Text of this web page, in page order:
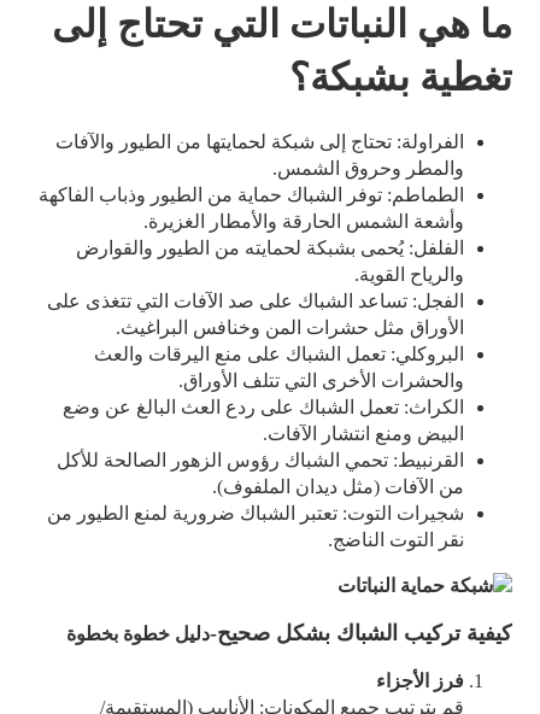
ما هي النباتات التي تحتاج إلى
تغطية بشبكة؟
الفراولة: تحتاج إلى شبكة لحمايتها من الطيور والآفات
والمطر وحروق الشمس.
الطماطم: توفر الشباك حماية من الطيور وذباب الفاكهة
وأشعة الشمس الحارقة والأمطار الغزيرة.
الفلفل: يُحمى بشبكة لحمايته من الطيور والقوارض
والرياح القوية.
الفجل: تساعد الشباك على صد الآفات التي تتغذى على
الأوراق مثل حشرات المن وخنافس البراغيث.
البروكلي: تعمل الشباك على منع اليرقات والعث
والحشرات الأخرى التي تتلف الأوراق.
الكراث: تعمل الشباك على ردع العث البالغ عن وضع
البيض ومنع انتشار الآفات.
القرنبيط: تحمي الشباك رؤوس الزهور الصالحة للأكل
من الآفات (مثل ديدان الملفوف).
شجيرات التوت: تعتبر الشباك ضرورية لمنع الطيور من
نقر التوت الناضج.
كيفية تركيب الشباك بشكل صحيح-دليل خطوة بخطوة
فرز الأجزاء
قم بترتيب جميع المكونات: الأنابيب (المستقيمة/